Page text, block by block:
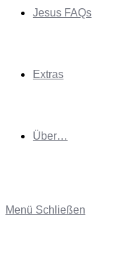
Jesus FAQs
Extras
Über…
Menü Schließen